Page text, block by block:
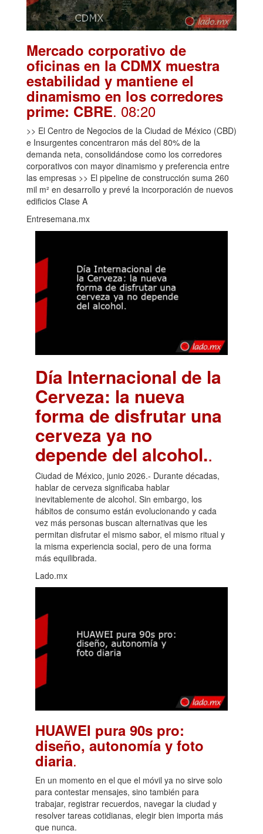
Mercado corporativo de
oficinas en la CDMX muestra
estabilidad y mantiene el
dinamismo en los corredores
prime: CBRE. 08:20
>> El Centro de Negocios de la Ciudad de México (CBD)
e Insurgentes concentraron más del 80% de la
demanda neta, consolidándose como los corredores
corporativos con mayor dinamismo y preferencia entre
las empresas >> El pipeline de construcción suma 260
mil m² en desarrollo y prevé la incorporación de nuevos
edificios Clase A
Entresemana.mx
Día Internacional de la
Cerveza: la nueva
forma de disfrutar una
cerveza ya no
depende del alcohol..
Ciudad de México, junio 2026.- Durante décadas,
hablar de cerveza significaba hablar
inevitablemente de alcohol. Sin embargo, los
hábitos de consumo están evolucionando y cada
vez más personas buscan alternativas que les
permitan disfrutar el mismo sabor, el mismo ritual y
la misma experiencia social, pero de una forma
más equilibrada.
Lado.mx
HUAWEI pura 90s pro:
diseño, autonomía y foto
diaria.
En un momento en el que el móvil ya no sirve solo
para contestar mensajes, sino también para
trabajar, registrar recuerdos, navegar la ciudad y
resolver tareas cotidianas, elegir bien importa más
que nunca.